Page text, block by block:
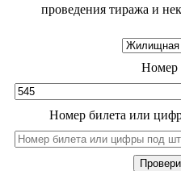
проведения тиража и
Номер
Номер билета или